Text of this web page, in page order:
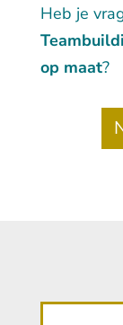
Heb je
op maat?